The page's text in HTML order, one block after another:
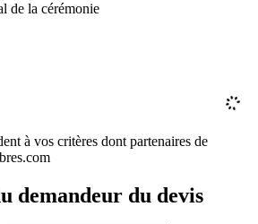
de la cérémonie
à vos critères dont partenaires de
demandeur du devis